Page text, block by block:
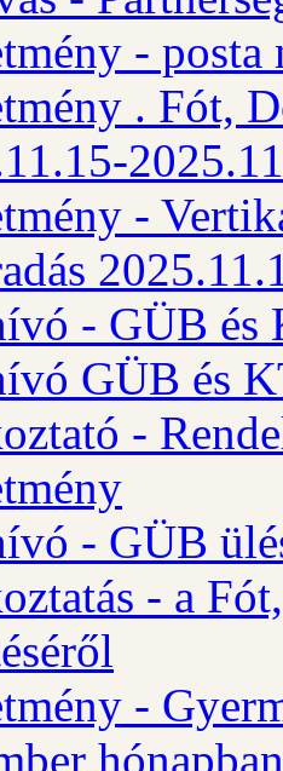
- posta
. Fót,
-
- GÜB és
GÜB és
-
- GÜB
- a
-
hónapban